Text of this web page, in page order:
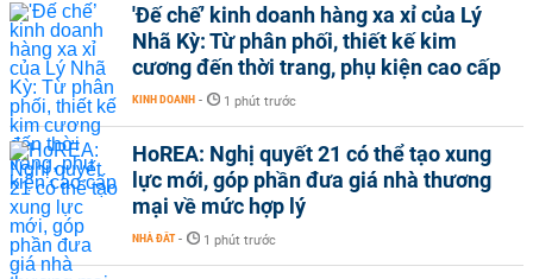
'Đế chế’ kinh doanh hàng xa xỉ của Lý
Nhã Kỳ: Từ phân phối, thiết kế kim
cương đến thời trang, phụ kiện cao cấp
KINH DOANH - 1 phút trước
HoREA: Nghị quyết 21 có thể tạo xung
lực mới, góp phần đưa giá nhà thương
mại về mức hợp lý
NHÀ ĐẤT - 1 phút trước